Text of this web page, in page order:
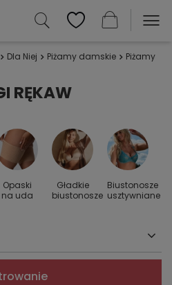
Dla Niej Piżamy damskie Piżamy z
RĘKAW
Opaski
na uda
Gładkie
biustonosze
Biustonosze
usztywniane